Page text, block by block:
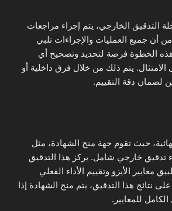
التدقيق الخارجي، يتم إجراء مراجعات
أن جميع العمليات والإجراءات تلبي
هذه الخطوة فرصة لتحديد وتصحيح أي
يتم ذلك من خلال فرق داخلية أو
لضمان دقة التقييم.
حيث تقوم جهة منح الشهادة، مثل
تدقيق خارجي شامل. يركز هذا التدقيق
معايير الأيزو وتقييم الأداء الفعلي
نتائج هذا التدقيق، يتم منح الشهادة إذا
الكامل للمعايير.